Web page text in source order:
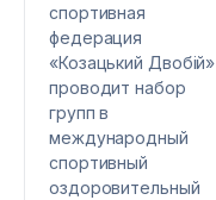
спортивная
федерация
«Козацький Двобій»
проводит набор
групп в
международный
спортивный
оздоровительный